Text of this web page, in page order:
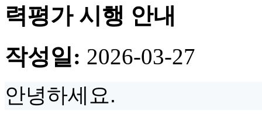
력평가 시행 안내
작성일: 2026-03-27
안녕하세요 .